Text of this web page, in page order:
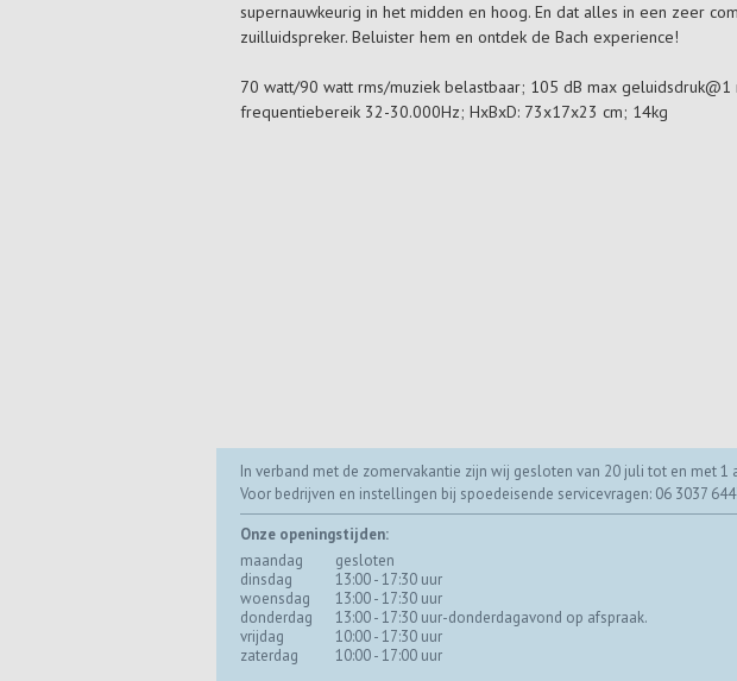
supernauwkeurig in het midden en hoog. En dat alles in een zeer
zuilluidspreker. Beluister hem en ontdek de Bach experience!
70 watt/90 watt rms/muziek belastbaar; 105 dB max geluidsdruk@1
frequentiebereik 32-30.000Hz; HxBxD: 73x17x23 cm; 14kg
In verband met de zomervakantie zijn wij gesloten van 20 juli tot en met 1
Voor bedrijven en instellingen bij spoedeisende servicevragen: 06 3037
Onze openingstijden:
maandag
gesloten
dinsdag
13:00 - 17:30 uur
woensdag
13:00 - 17:30 uur
donderdag
13:00 - 17:30 uur-donderdagavond op afspraak.
vrijdag
10:00 - 17:30 uur
zaterdag
10:00 - 17:00 uur